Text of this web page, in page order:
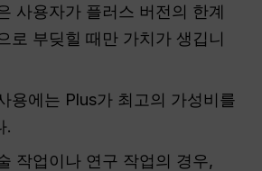
사용자가 플러스 버전의 한계
로 부딪힐 때만 가치가 생깁니
용에는 Plus가 최고의 가성비를
.
작업이나 연구 작업의 경우,